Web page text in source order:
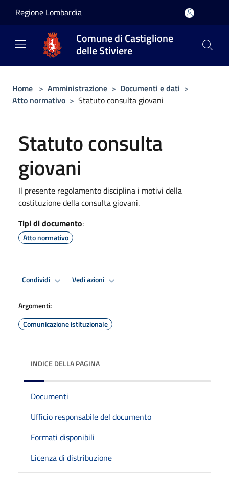
Regione Lombardia
Comune di Castiglione
delle Stiviere
Home > Amministrazione > Documenti e dati >
Atto normativo > Statuto consulta giovani
Statuto consulta
giovani
Il presente regolamento disciplina i motivi della
costituzione della consulta giovani.
Tipi di documento:
Atto normativo
Condividi Vedi azioni
Argomenti:
Comunicazione istituzionale
INDICE DELLA PAGINA
Documenti
Ufficio responsabile del documento
Formati disponibili
Licenza di distribuzione